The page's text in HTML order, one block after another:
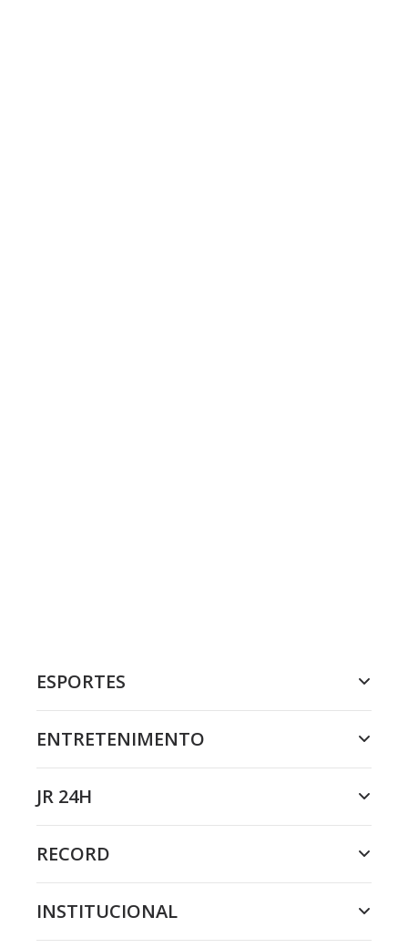
ESPORTES
ENTRETENIMENTO
JR 24H
RECORD
INSTITUCIONAL